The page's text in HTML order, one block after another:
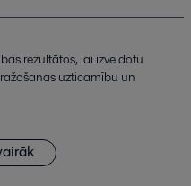
rezultātos, lai izveidotu
uzticamību un